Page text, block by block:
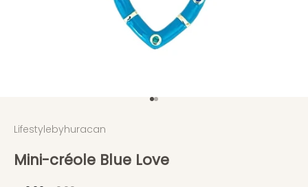
Aller à l'élément 1
Aller à l'élément 2
Lifestylebyhuracan
Mini-créole Blue Love